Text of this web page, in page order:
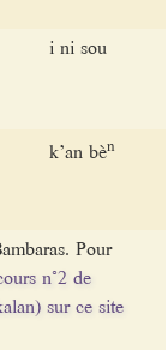
i ni sou
k’an bèn
Pour
n°2 de
sur ce site